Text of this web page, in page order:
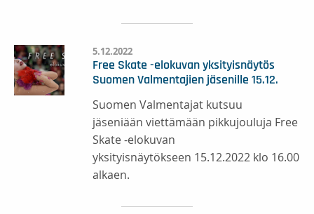
5.12.2022
Free Skate -elokuvan yksityisnäytös
Suomen Valmentajien jäsenille 15.12.
​​​​​​​Suomen Valmentajat kutsuu
jäseniään viettämään pikkujouluja Free
Skate -elokuvan
yksityisnäytökseen 15.12.2022 klo 16.00
alkaen.